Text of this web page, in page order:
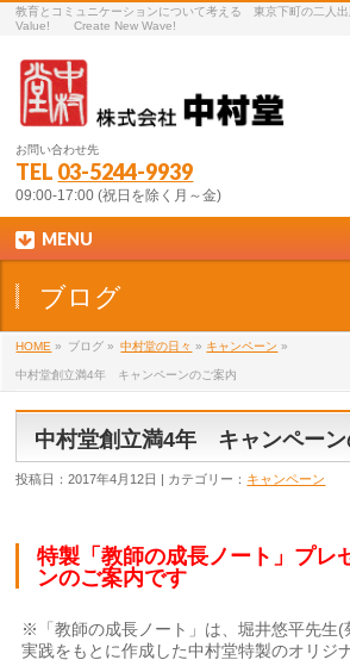
教育とコミュニケーションについて考える 東京下町の二
Value! Create New Wave!
お問い合わせ先
TEL 03-5244-9939
09:00-17:00 (祝日を除く月～金)
MENU
ブログ
HOME » ブログ » 中村堂の日々 » キャンペーン »
中村堂創立満4年 キャンペーンのご案内
中村堂創立満4年 キャンペーン
投稿日：2017年4月12日 | カテゴリー： キャンペーン
特製「教師の成長ノート」プレ
ンのご案内です
※「教師の成長ノート」は、堀井悠平先生(
実践をもとに作成した中村堂特製のオリジ